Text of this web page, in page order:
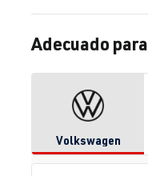
Adecuado para
Volkswagen